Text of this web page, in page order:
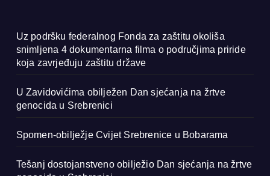
Uz podršku federalnog Fonda za zaštitu okoliša
snimljena 4 dokumentarna filma o područjima priride
koja zavrjeđuju zaštitu države
U Zavidovićima obilježen Dan sjećanja na žrtve
genocida u Srebrenici
Spomen-obilježje Cvijet Srebrenice u Bobarama
Tešanj dostojanstveno obilježio Dan sjećanja na žrtve